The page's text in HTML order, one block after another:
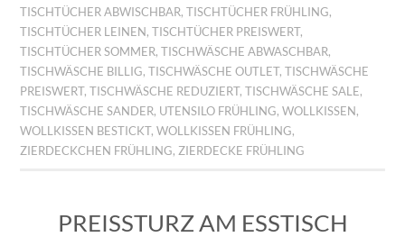
TISCHTÜCHER ABWISCHBAR,TISCHTÜCHER FRÜHLING,
TISCHTÜCHER LEINEN ,TISCHTÜCHER PREISWERT,
TISCHTÜCHER SOMMER,TISCHWÄSCHE ABWASCHBAR,
TISCHWÄSCHE BILLIG,TISCHWÄSCHE OUTLET,TISCHWÄSCHE
PREISWERT,TISCHWÄSCHE REDUZIERT,TISCHWÄSCHE SALE,
TISCHWÄSCHE SANDER, UTENSILO FRÜHLING,WOLLKISSEN ,
WOLLKISSEN BESTICKT,WOLLKISSEN FRÜHLING,
ZIERDECKCHEN FRÜHLING, ZIERDECKE FRÜHLING
PREISSTURZ AM ESSTISCH